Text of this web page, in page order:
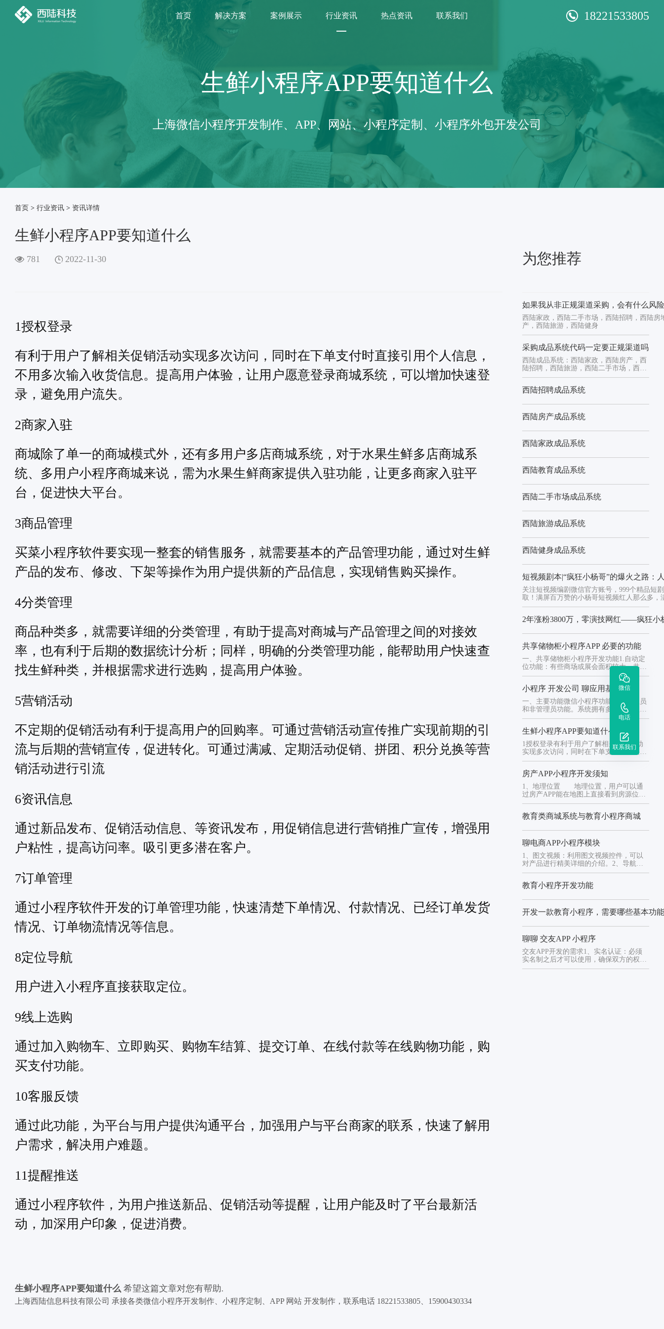
首页 解决方案 案例展示 行业资讯 热点资讯 联系我们 18221533805
生鲜小程序APP要知道什么
上海微信小程序开发制作、APP、网站、小程序定制、小程序外包开发公司
首页 > 行业资讯 > 资讯详情
生鲜小程序APP要知道什么
781 2022-11-30
1授权登录
有利于用户了解相关促销活动实现多次访问，同时在下单支付时直接引用个人信息，
不用多次输入收货信息。提高用户体验，让用户愿意登录商城系统，可以增加快速登
录，避免用户流失。
2商家入驻
商城除了单一的商城模式外，还有多用户多店商城系统，对于水果生鲜多店商城系
统、多用户小程序商城来说，需为水果生鲜商家提供入驻功能，让更多商家入驻平
台，促进快大平台。
3商品管理
买菜小程序软件要实现一整套的销售服务，就需要基本的产品管理功能，通过对生鲜
产品的发布、修改、下架等操作为用户提供新的产品信息，实现销售购买操作。
4分类管理
商品种类多，就需要详细的分类管理，有助于提高对商城与产品管理之间的对接效
率，也有利于后期的数据统计分析；同样，明确的分类管理功能，能帮助用户快速查
找生鲜种类，并根据需求进行选购，提高用户体验。
5营销活动
不定期的促销活动有利于提高用户的回购率。可通过营销活动宣传推广实现前期的引
流与后期的营销宣传，促进转化。可通过满减、定期活动促销、拼团、积分兑换等营
销活动进行引流
6资讯信息
通过新品发布、促销活动信息、等资讯发布，用促销信息进行营销推广宣传，增强用
户粘性，提高访问率。吸引更多潜在客户。
7订单管理
通过小程序软件开发的订单管理功能，快速清楚下单情况、付款情况、已经订单发货
情况、订单物流情况等信息。
8定位导航
用户进入小程序直接获取定位。
9线上选购
通过加入购物车、立即购买、购物车结算、提交订单、在线付款等在线购物功能，购
买支付功能。
10客服反馈
通过此功能，为平台与用户提供沟通平台，加强用户与平台商家的联系，快速了解用
户需求，解决用户难题。
11提醒推送
通过小程序软件，为用户推送新品、促销活动等提醒，让用户能及时了平台最新活
动，加深用户印象，促进消费。
生鲜小程序APP要知道什么 希望这篇文章对您有帮助.
上海西陆信息科技有限公司 承接各类微信小程序开发制作、小程序定制、APP 网站 开发制作，联系电话 18221533805、15900430334
为您推荐
如果我从非正规渠道采购，会有什么风
西陆家政，西陆二手市场，西陆招聘，西陆房
产，西陆旅游，西陆健身
采购成品系统代码一定要正规渠道吗
西陆成品系统：西陆家政，西陆房产，西
陆招聘，西陆旅游，西陆二手市场，西陆
健身
西陆招聘成品系统
西陆房产成品系统
西陆家政成品系统
西陆教育成品系统
西陆二手市场成品系统
西陆旅游成品系统
西陆健身成品系统
短视频剧本|“疯狂小杨哥”的爆火之路：
关注短视频编剧微信官方账号，999个精品短
取！满屏百万赞的小杨哥短视频红人那么多，
2年涨粉3800万，零演技网红——疯狂小
共享储物柜小程序APP 必要的功能
一、共享储物柜小程序开发功能1.自动定
位功能：有些商场或展会面积较大，共享
储物柜小程序可以通过定位功...
小程序 开发公司 聊应用基础模块
一、主要功能微信小程序功能分为管理员
和非管理员功能。系统拥有多个非管理员
用户，管理员用户仅有一个角色...
生鲜小程序APP要知道什么
1授权登录有利于用户了解相关促销活动
实现多次访问，同时在下单支付时直接引
用个人信息，不用多次输入收货...
房产APP小程序开发须知
1、地理位置 地理位置，用户可以通
过房产APP能在地图上直接看到房源位
置。也能看到房产周边的环境，...
教育类商城系统与教育小程序商城
聊电商APP小程序模块
1、图文视频：利用图文视频控件，可以
对产品进行精美详细的介绍。2、导航功
能：历史记录、标签等等。3、...
教育小程序开发功能
开发一款教育小程序，需要哪些基本功
聊聊 交友APP 小程序
交友APP开发的需求1、实名认证：必须
实名制之后才可以使用，确保双方的权益
保障。2、偏好选择：用户可...
微信
电话
联系我们